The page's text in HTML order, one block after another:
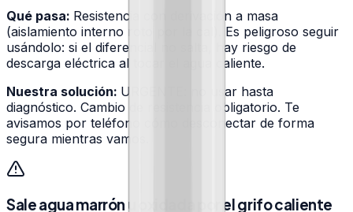
Qué pasa: Resistencia con derivación a masa
(aislamiento interno roto por la cal). Es peligroso seguir
usándolo: si el diferencial no salta, hay riesgo de
descarga eléctrica al tocar el agua caliente.
Nuestra solución: URGENTE: no usar hasta
diagnóstico. Cambio de resistencia obligatorio. Te
avisamos por teléfono cómo desconectar de forma
segura mientras vamos.
Sale agua marrón u oxidada por el grifo caliente